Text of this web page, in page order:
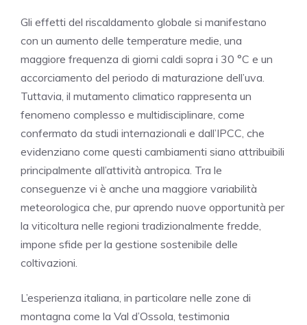
Gli effetti del riscaldamento globale si manifestano
con un aumento delle temperature medie, una
maggiore frequenza di giorni caldi sopra i 30 °C e un
accorciamento del periodo di maturazione dell’uva.
Tuttavia, il mutamento climatico rappresenta un
fenomeno complesso e multidisciplinare, come
confermato da studi internazionali e dall’IPCC, che
evidenziano come questi cambiamenti siano attribuibili
principalmente all’attività antropica. Tra le
conseguenze vi è anche una maggiore variabilità
meteorologica che, pur aprendo nuove opportunità per
la viticoltura nelle regioni tradizionalmente fredde,
impone sfide per la gestione sostenibile delle
coltivazioni.
L’esperienza italiana, in particolare nelle zone di
montagna come la Val d’Ossola, testimonia